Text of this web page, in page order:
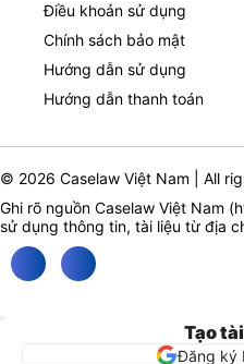
Điều khoản sử dụng
Chính sách bảo mật
Hướng dẫn sử dụng
Hướng dẫn thanh toán
© 2026 Caselaw Việt Nam | All
Ghi rõ nguồn Caselaw Việt Nam (
sử dụng thông tin, tài liệu từ địa
Tạo
Đăng ký